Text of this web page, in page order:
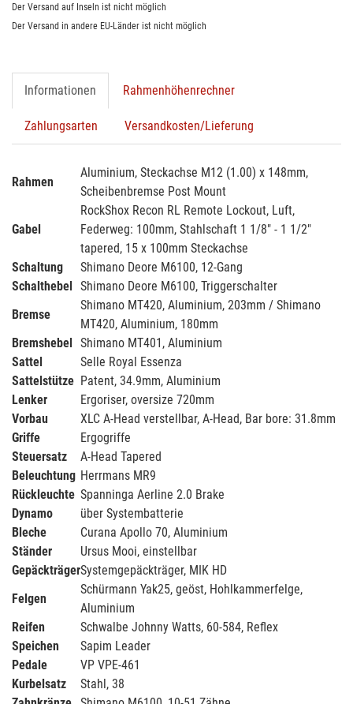
Der Versand auf Inseln ist nicht möglich
Der Versand in andere EU-Länder ist nicht möglich
Informationen Rahmenhöhenrechner
Zahlungsarten Versandkosten/Lieferung
Rahmen
Aluminium, Steckachse M12 (1.00) x 148mm,
Scheibenbremse Post Mount
Gabel
RockShox Recon RL Remote Lockout, Luft,
Federweg: 100mm, Stahlschaft 1 1/8" - 1 1/2"
tapered, 15 x 100mm Steckachse
Schaltung
Shimano Deore M6100, 12-Gang
Schalthebel Shimano Deore M6100, Triggerschalter
Bremse
Shimano MT420, Aluminium, 203mm / Shimano
MT420, Aluminium, 180mm
Bremshebel Shimano MT401, Aluminium
Sattel
Selle Royal Essenza
Sattelstütze Patent, 34.9mm, Aluminium
Lenker
Ergoriser, oversize 720mm
Vorbau
XLC A-Head verstellbar, A-Head, Bar bore: 31.8mm
Griffe
Ergogriffe
Steuersatz
A-Head Tapered
Beleuchtung Herrmans MR9
Rückleuchte Spanninga Aerline 2.0 Brake
Dynamo
über Systembatterie
Bleche
Curana Apollo 70, Aluminium
Ständer
Ursus Mooi, einstellbar
GepäckträgerSystemgepäckträger, MIK HD
Felgen
Schürmann Yak25, geöst, Hohlkammerfelge,
Aluminium
Reifen
Schwalbe Johnny Watts, 60-584, Reflex
Speichen
Sapim Leader
Pedale
VP VPE-461
Kurbelsatz
Stahl, 38